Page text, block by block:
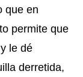
que en
permite que
le dé
derretida,